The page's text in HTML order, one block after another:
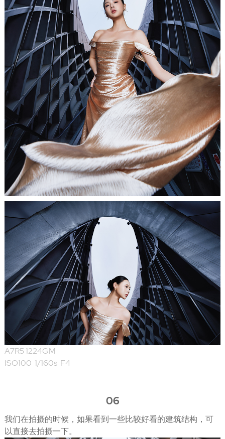
A7R5 1224GM
ISO100 1/160s F4
06
我们在拍摄的时候，如果看到一些比较好看的建筑结构，可
以直接去拍摄一下。